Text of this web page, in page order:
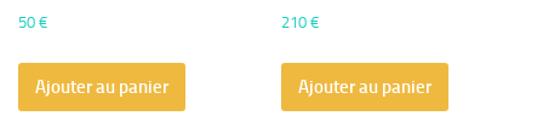
50 €
Ajouter au panier
210€
Ajouter au panier